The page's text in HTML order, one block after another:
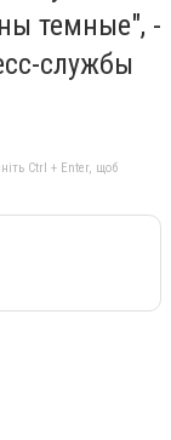
темные", -
службы
Ctrl + Enter, щоб